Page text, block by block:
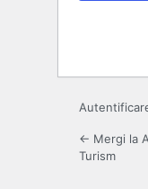
← Mergi la
Turism